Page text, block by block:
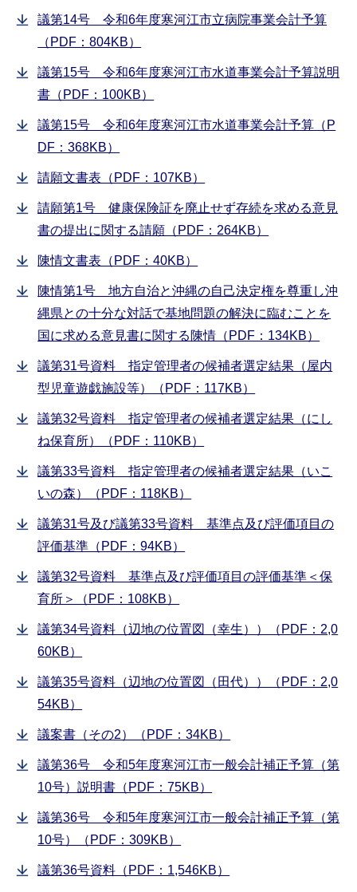
議第14号 令和6年度寒河江市立病院事業会計予算
（PDF：804KB）
議第15号 令和6年度寒河江市水道事業会計予算説明
書（PDF：100KB）
議第15号 令和6年度寒河江市水道事業会計予算（P
DF：368KB）
請願文書表（PDF：107KB）
請願第1号 健康保険証を廃止せず存続を求める意見
書の提出に関する請願（PDF：264KB）
陳情文書表（PDF：40KB）
陳情第1号 地方自治と沖縄の自己決定権を尊重し沖
縄県との十分な対話で基地問題の解決に臨むことを
国に求める意見書に関する陳情（PDF：134KB）
議第31号資料 指定管理者の候補者選定結果（屋内
型児童遊戯施設等）（PDF：117KB）
議第32号資料 指定管理者の候補者選定結果（にし
ね保育所）（PDF：110KB）
議第33号資料 指定管理者の候補者選定結果（いこ
いの森）（PDF：118KB）
議第31号及び議第33号資料 基準点及び評価項目の
評価基準（PDF：94KB）
議第32号資料 基準点及び評価項目の評価基準＜保
育所＞（PDF：108KB）
議第34号資料（辺地の位置図（幸生））（PDF：2,0
60KB）
議第35号資料（辺地の位置図（田代））（PDF：2,0
54KB）
議案書（その2）（PDF：34KB）
議第36号 令和5年度寒河江市一般会計補正予算（第
10号）説明書（PDF：75KB）
議第36号 令和5年度寒河江市一般会計補正予算（第
10号）（PDF：309KB）
議第36号資料（PDF：1,546KB）